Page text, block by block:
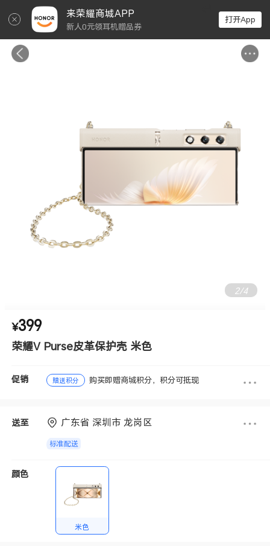
来荣耀商城APP
新人0元领耳机赠品券
打开App
2/4
¥399
荣耀V Purse皮革保护壳 米色
促销 赠送积分 购买即赠商城积分，积分可抵现
送至 广东省 深圳市 龙岗区
标准配送
颜色
米色